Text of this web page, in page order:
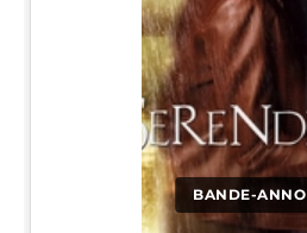
BANDE-